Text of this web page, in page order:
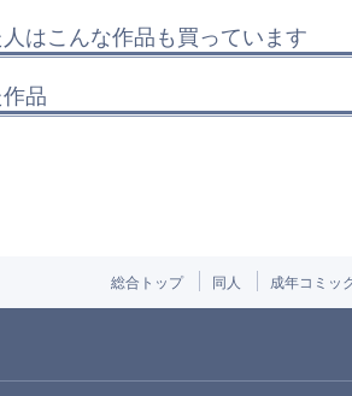
はこんな作品も買っています
品
総合トップ 同人 成年コミッ